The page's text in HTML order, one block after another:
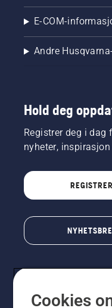
E-COM-
Andre
Hold deg
Registrer deg i dag
nyheter,
Cookies